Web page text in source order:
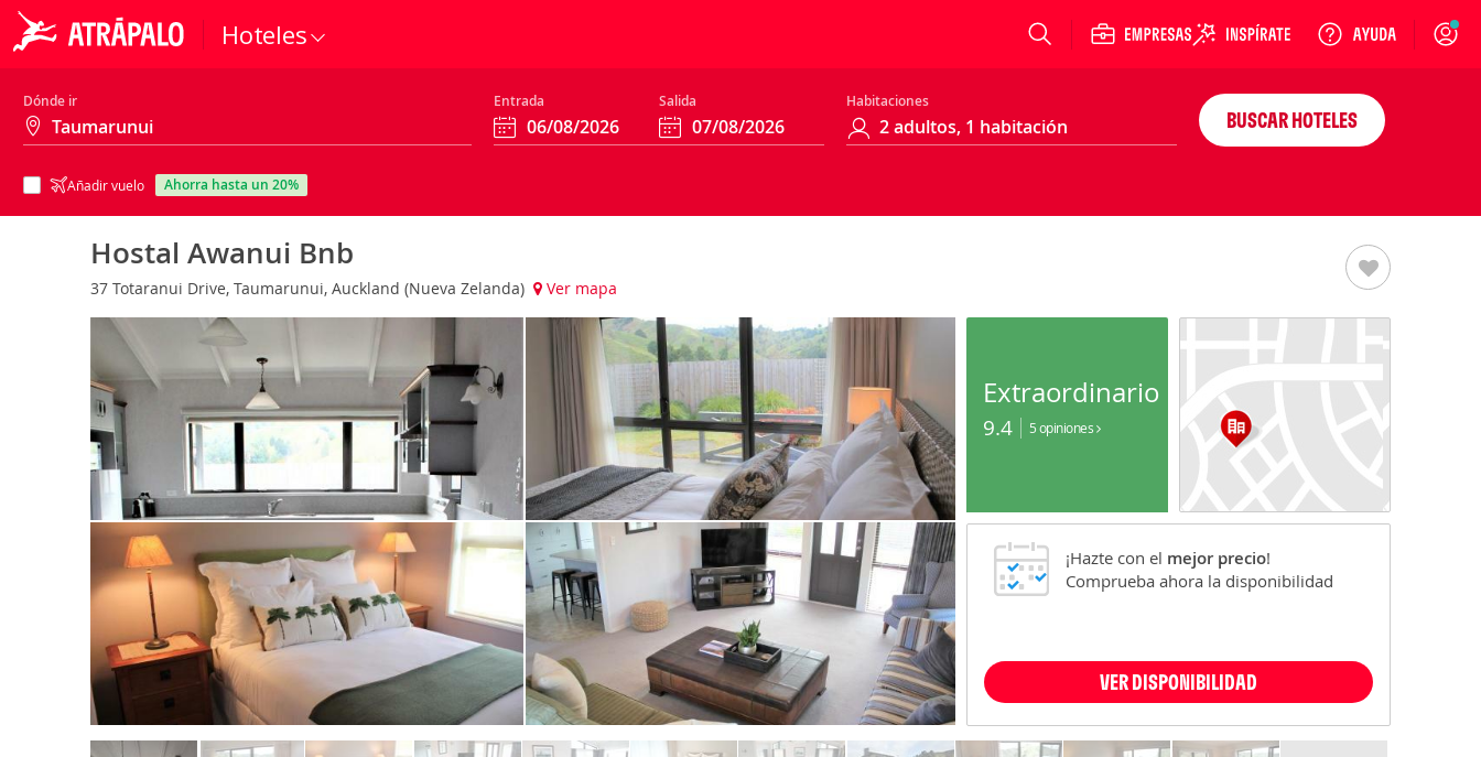
Hoteles Login
Dónde ir Entrada Salida Habitaciones
Añadir vuelo ahorra hasta un 20%
BUSCAR HOTELES
Hostal Awanui Bnb
37 Totaranui Drive, Taumarunui, Auckland (Nueva Zelanda) Ver mapa
Extraordinario
9.4 5 opiniones
¡Hazte con el mejor precio!
Comprueba ahora la disponibilidad
VER DISPONIBILIDAD